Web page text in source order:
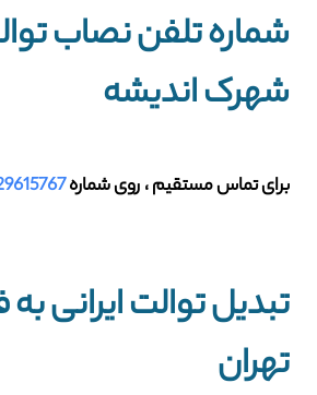
شماره تلفن نصاب
شهرک اندیشه
برای تماس مستقیم ، روی شماره
تبدیل توالت ایرانی
تهران